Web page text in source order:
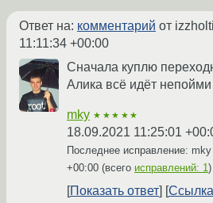
Ответ на: комментарий от
11:11:34 +00:00
Сначала куплю
Алика всё идёт
mky ★★★★★
18.09.2021 11:25:01
Последнее исправление: mky
+00:00 (всего исправлений: 1)
Показать ответ Ссылка